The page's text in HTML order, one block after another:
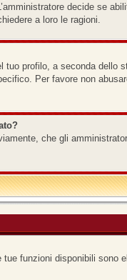
decide se
a loro le ragioni.
profilo, a seconda dello
Per favore non
che gli
funzioni disponibili sono